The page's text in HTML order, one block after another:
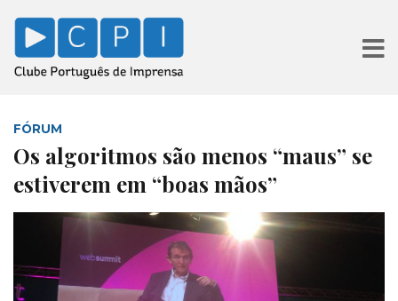
FÓRUM
Os algoritmos são menos “maus” se
estiverem em “boas mãos”